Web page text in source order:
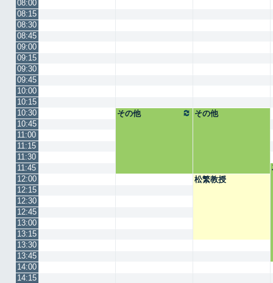
08:00
08:15
08:30
08:45
09:00
09:15
09:30
09:45
10:00
10:15
10:30
その他
その他
10:45
11:00
11:15
11:30
11:45
12:00
松繁教授
12:15
12:30
12:45
13:00
13:15
13:30
13:45
14:00
14:15